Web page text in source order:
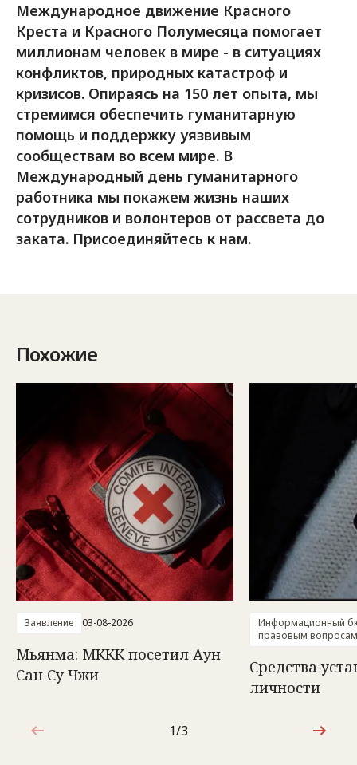
Международное движение Красного
Креста и Красного Полумесяца помогает
миллионам человек в мире - в ситуациях
конфликтов, природных катастроф и
кризисов. Опираясь на 150 лет опыта, мы
стремимся обеспечить гуманитарную
помощь и поддержку уязвивым
сообществам во всем мире. В
Международный день гуманитарного
работника мы покажем жизнь наших
сотрудников и волонтеров от рассвета до
заката. Присоединяйтесь к нам.
Похожие
Заявление 03-08-2026
Мьянма: МККК посетил Аун
Сан Су Чжи
Информационный
правовым вопросам
Средства
личности
1 из 3
1/3